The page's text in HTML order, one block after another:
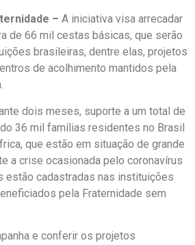
– A iniciativa visa arrecadar
de 66 mil cestas básicas, que serão
brasileiras, dentre elas, projetos
de acolhimento mantidos pela
dois meses, suporte a um total de
36 mil famílias residentes no Brasil
que estão em situação de grande
a crise ocasionada pelo coronavírus
estão cadastradas nas instituições
pela Fraternidade sem
e conferir os projetos